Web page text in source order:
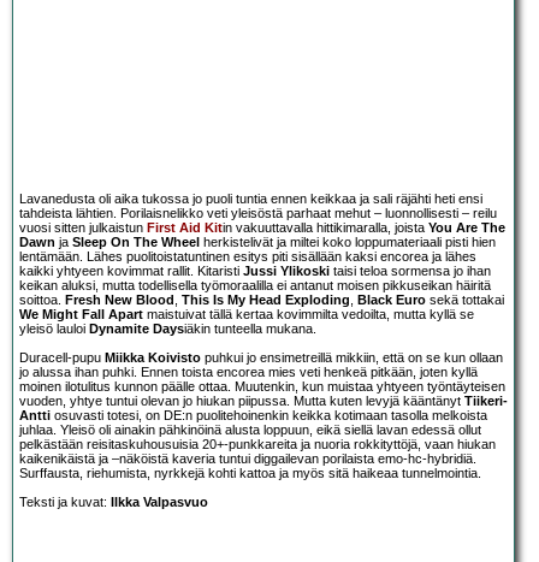
Lavanedusta oli aika tukossa jo puoli tuntia ennen keikkaa ja sali räjähti heti ensi
tahdeista lähtien. Porilaisnelikko veti yleisöstä parhaat mehut – luonnollisesti – reilu
vuosi sitten julkaistun First Aid Kitin vakuuttavalla hittikimaralla, joista You Are The
Dawn ja Sleep On The Wheel herkistelivät ja miltei koko loppumateriaali pisti hien
lentämään. Lähes puolitoistatuntinen esitys piti sisällään kaksi encorea ja lähes
kaikki yhtyeen kovimmat rallit. Kitaristi Jussi Ylikoski taisi teloa sormensa jo ihan
keikan aluksi, mutta todellisella työmoraalilla ei antanut moisen pikkuseikan häiritä
soittoa. Fresh New Blood , This Is My Head Exploding, Black Euro sekä tottakai
We Might Fall Apart maistuivat tällä kertaa kovimmilta vedoilta, mutta kyllä se
yleisö lauloi Dynamite Daysiäkin tunteella mukana.
Duracell-pupu Miikka Koivisto puhkui jo ensimetreillä mikkiin, että on se kun ollaan
jo alussa ihan puhki. Ennen toista encorea mies veti henkeä pitkään, joten kyllä
moinen ilotulitus kunnon päälle ottaa. Muutenkin, kun muistaa yhtyeen työntäyteisen
vuoden, yhtye tuntui olevan jo hiukan piipussa. Mutta kuten levyjä kääntänyt Tiikeri-
Antti osuvasti totesi, on DE:n puolitehoinenkin keikka kotimaan tasolla melkoista
juhlaa. Yleisö oli ainakin pähkinöinä alusta loppuun, eikä siellä lavan edessä ollut
pelkästään reisitaskuhousuisia 20+-punkkareita ja nuoria rokkityttöjä, vaan hiukan
kaikenikäistä ja –näköistä kaveria tuntui diggailevan porilaista emo-hc-hybridiä.
Surffausta, riehumista, nyrkkejä kohti kattoa ja myös sitä haikeaa tunnelmointia.
Teksti ja kuvat:
Ilkka Valpasvuo